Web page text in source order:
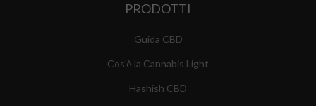
PRODOTTI
Guida CBD
Cos'è la Cannabis Light
Hashish CBD